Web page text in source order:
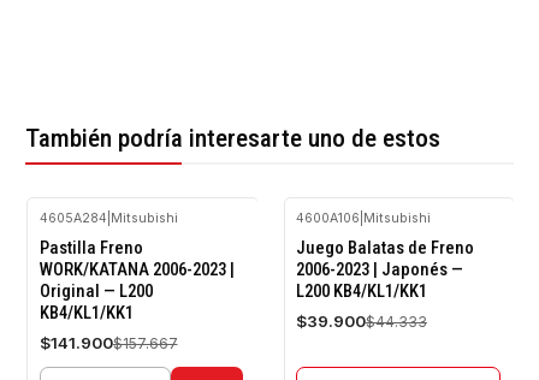
También podría interesarte uno de estos
-10%
OFF
4605A284 Mitsubishi
Pastilla Freno
WORK/KATANA 2006-2023 |
Original — L200
KB4/KL1/KK1
$141.900$157.667
-10%
OFF
Agotado
4600A106 Mitsubishi
Juego Balatas de Freno
2006-2023 | Japonés —
L200 KB4/KL1/KK1
$39.900$44.333